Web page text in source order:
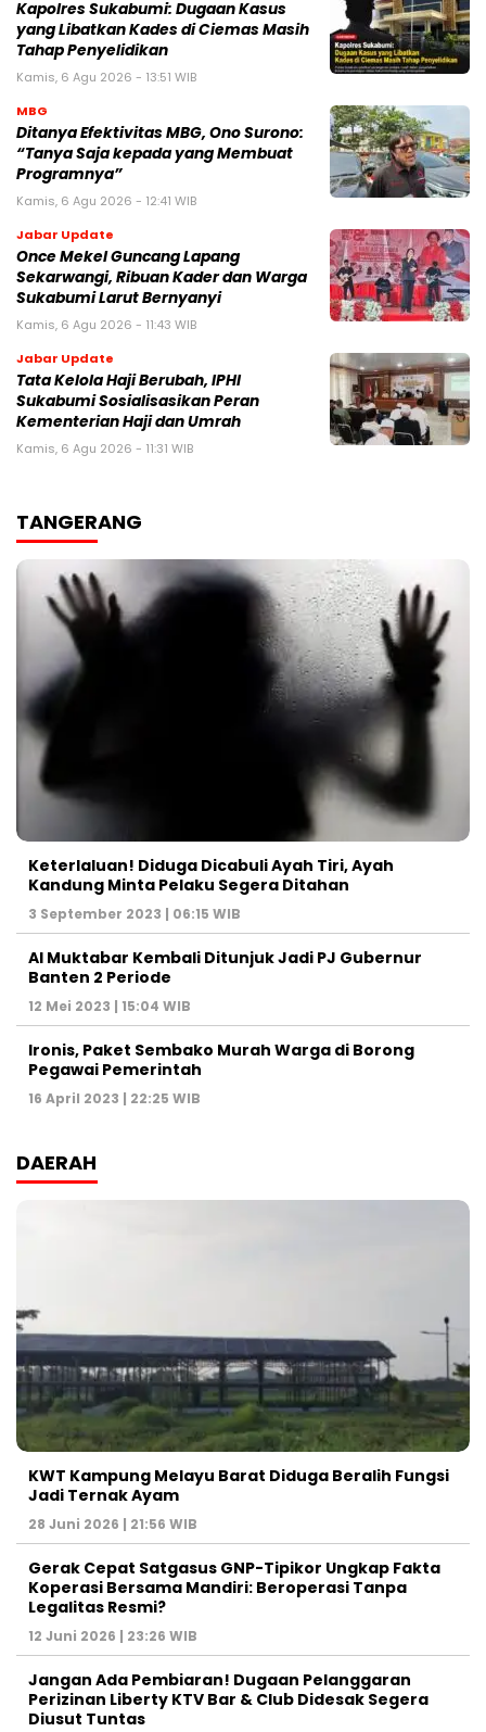
Kapolres Sukabumi: Dugaan Kasus
yang Libatkan Kades di Ciemas Masih
Tahap Penyelidikan
Kamis, 6 Agu 2026 - 13:51 WIB
MBG
‎Ditanya Efektivitas MBG, Ono Surono:
“Tanya Saja kepada yang Membuat
Programnya”‎
Kamis, 6 Agu 2026 - 12:41 WIB
Jabar Update
Once Mekel Guncang Lapang
Sekarwangi, Ribuan Kader dan Warga
Sukabumi Larut Bernyanyi
Kamis, 6 Agu 2026 - 11:43 WIB
Jabar Update
Tata Kelola Haji Berubah, IPHI
Sukabumi Sosialisasikan Peran
Kementerian Haji dan Umrah
Kamis, 6 Agu 2026 - 11:31 WIB
TANGERANG
Keterlaluan! Diduga Dicabuli Ayah Tiri, Ayah
Kandung Minta Pelaku Segera Ditahan
3 September 2023 | 06:15 WIB
Al Muktabar Kembali Ditunjuk Jadi PJ Gubernur
Banten 2 Periode
12 Mei 2023 | 15:04 WIB
Ironis, Paket Sembako Murah Warga di Borong
Pegawai Pemerintah
16 April 2023 | 22:25 WIB
DAERAH
KWT Kampung Melayu Barat Diduga Beralih Fungsi
Jadi Ternak Ayam
28 Juni 2026 | 21:56 WIB
Gerak Cepat Satgasus GNP-Tipikor Ungkap Fakta
Koperasi Bersama Mandiri: Beroperasi Tanpa
Legalitas Resmi?
12 Juni 2026 | 23:26 WIB
Jangan Ada Pembiaran! Dugaan Pelanggaran
Perizinan Liberty KTV Bar & Club Didesak Segera
Diusut Tuntas